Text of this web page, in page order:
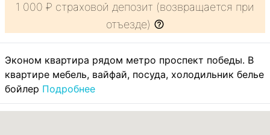
1 000 ₽ страховой депозит (возвращается при
отъезде)
Эконом квартира рядом метро проспект победы. В
квартире мебель, вайфай, посуда, холодильник белье
бойлер Подробнее